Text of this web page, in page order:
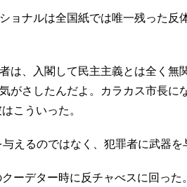
ョナルは全国紙では唯一残った反
は、入閣して民主主義とは全く無
がさしたんだよ。カラカス市長に
こういった。
えるのではなく、犯罪者に武器を
ーデター時に反チャべスに回った